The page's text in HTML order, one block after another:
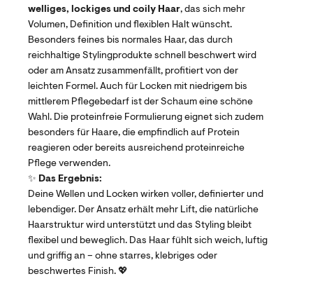
welliges, lockiges und coily Haar, das sich mehr
Volumen, Definition und flexiblen Halt wünscht.
Besonders feines bis normales Haar, das durch
reichhaltige Stylingprodukte schnell beschwert wird
oder am Ansatz zusammenfällt, profitiert von der
leichten Formel. Auch für Locken mit niedrigem bis
mittlerem Pflegebedarf ist der Schaum eine schöne
Wahl. Die proteinfreie Formulierung eignet sich zudem
besonders für Haare, die empfindlich auf Protein
reagieren oder bereits ausreichend proteinreiche
Pflege verwenden.
✨ Das Ergebnis:
Deine Wellen und Locken wirken voller, definierter und
lebendiger. Der Ansatz erhält mehr Lift, die natürliche
Haarstruktur wird unterstützt und das Styling bleibt
flexibel und beweglich. Das Haar fühlt sich weich, luftig
und griffig an – ohne starres, klebriges oder
beschwertes Finish. 💖